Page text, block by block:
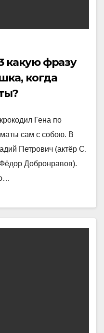
какую фразу
когда
Гена по
сам с собою. В
Петрович (актёр С.
Добронравов).